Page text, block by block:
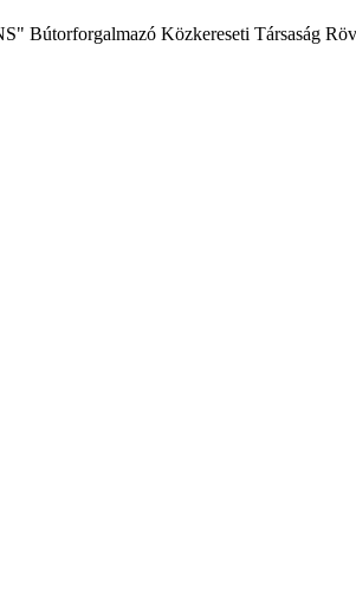
Bútorforgalmazó Közkereseti Társaság